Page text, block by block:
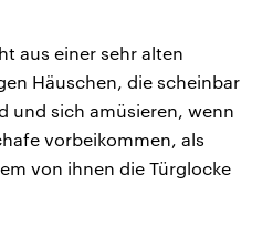
aus einer sehr alten
Häuschen, die scheinbar
und sich amüsieren, wenn
vorbeikommen, als
von ihnen die Türglocke